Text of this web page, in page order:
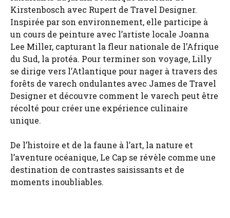
Kirstenbosch avec Rupert de Travel Designer.
Inspirée par son environnement, elle participe à
un cours de peinture avec l’artiste locale Joanna
Lee Miller, capturant la fleur nationale de l’Afrique
du Sud, la protéa. Pour terminer son voyage, Lilly
se dirige vers l’Atlantique pour nager à travers des
forêts de varech ondulantes avec James de Travel
Designer et découvre comment le varech peut être
récolté pour créer une expérience culinaire
unique.
De l’histoire et de la faune à l’art, la nature et
l’aventure océanique, Le Cap se révèle comme une
destination de contrastes saisissants et de
moments inoubliables.